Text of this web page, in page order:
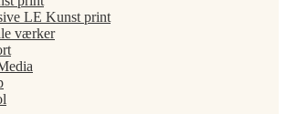
LE Kunst print
værker